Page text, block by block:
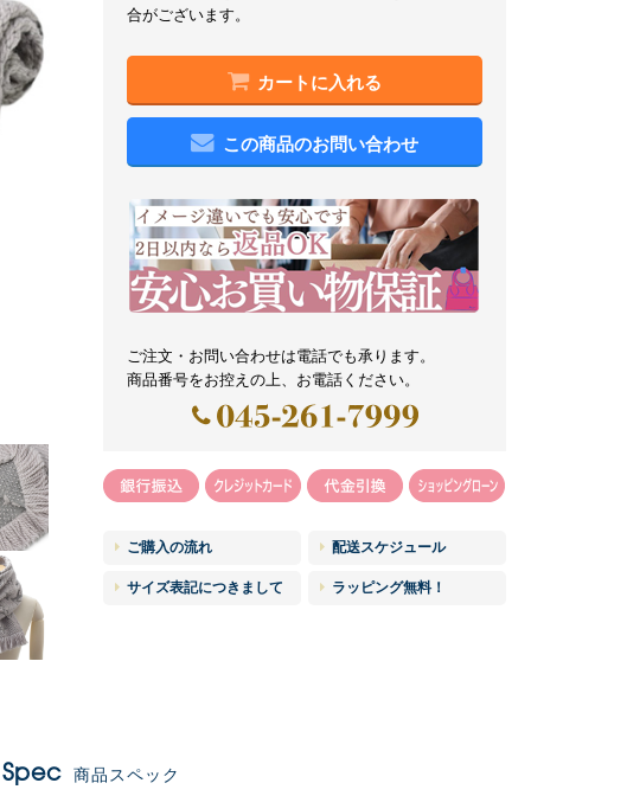
合がございます。
カートに入れる
この商品のお問い合わせ
ご注文・お問い合わせは電話でも承ります。
商品番号をお控えの上、お電話ください。
ご購入の流れ 配送スケジュール
サイズ表記につきまして ラッピング無料！
Spec 商品スペック